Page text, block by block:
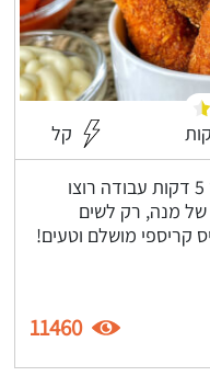
קל
נקניקריספי נקניקיות קריספיות תוך 5 דקות עבודה רוצו
של מנה, רק לשים
קריספי מושלם וטעים!
11460